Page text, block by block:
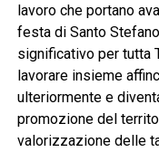
lavoro che portano
festa di Santo
significativo per tutta
lavorare insieme
ulteriormente e
promozione del
valorizzazione delle